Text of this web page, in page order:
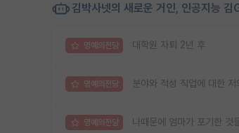
김박사넷의 새로운 거인, 인공지능
명예의전당 대학원 자퇴 2년 후
명예의전당 분야와 적성 직업에 대한
명예의전당 나때문에 엄마가 포기한 것